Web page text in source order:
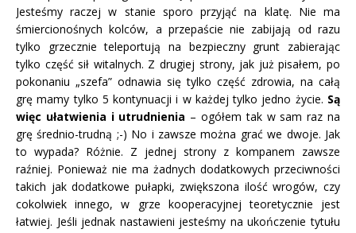
Jesteśmy raczej w stanie sporo przyjąć na klatę. Nie ma
śmiercionośnych kolców, a przepaście nie zabijają od razu
tylko grzecznie teleportują na bezpieczny grunt zabierając
tylko część sił witalnych. Z drugiej strony, jak już pisałem, po
pokonaniu „szefa” odnawia się tylko część zdrowia, na całą
grę mamy tylko 5 kontynuacji i w każdej tylko jedno życie. Są
więc ułatwienia i utrudnienia – ogółem tak w sam raz na
grę średnio-trudną ;-) No i zawsze można grać we dwoje. Jak
to wypada? Różnie. Z jednej strony z kompanem zawsze
raźniej. Ponieważ nie ma żadnych dodatkowych przeciwności
takich jak dodatkowe pułapki, zwiększona ilość wrogów, czy
cokolwiek innego, w grze kooperacyjnej teoretycznie jest
łatwiej. Jeśli jednak nastawieni jesteśmy na ukończenie tytułu